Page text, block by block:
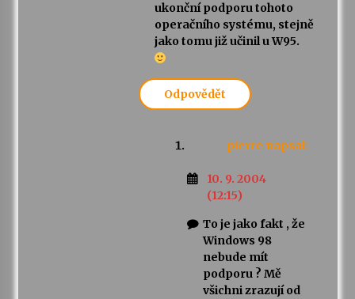
ukonční podporu tohoto
operačního systému, stejně
jako tomu již učinil u W95.
Odpovědět
pierre napsal:
10. 9. 2004
(12:15)
To je jako fakt , že
Windows 98
nebude mít
podporu ? Mě
všichni zrazují od